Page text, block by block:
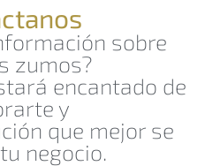
sobre
zumos?
encantado de
y
que mejor se
negocio.